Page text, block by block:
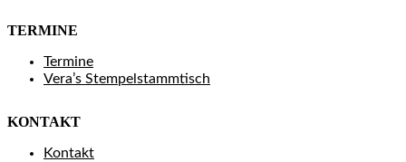
TERMINE
Termine
Vera’s Stempelstammtisch
KONTAKT
Kontakt